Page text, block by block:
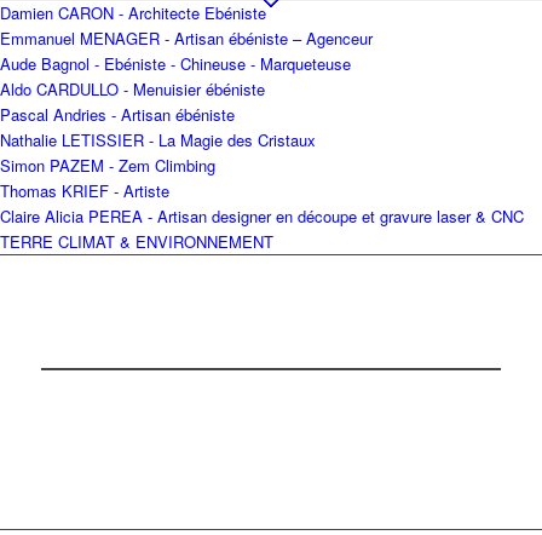
Damien CARON - Architecte Ebéniste
Emmanuel MENAGER - Artisan ébéniste – Agenceur
Aude Bagnol - Ebéniste - Chineuse - Marqueteuse
Aldo CARDULLO - Menuisier ébéniste
Pascal Andries - Artisan ébéniste
Nathalie LETISSIER - La Magie des Cristaux
Simon PAZEM - Zem Climbing
Thomas KRIEF - Artiste
Claire Alicia PEREA - Artisan designer en découpe et gravure laser & CNC
TERRE CLIMAT & ENVIRONNEMENT